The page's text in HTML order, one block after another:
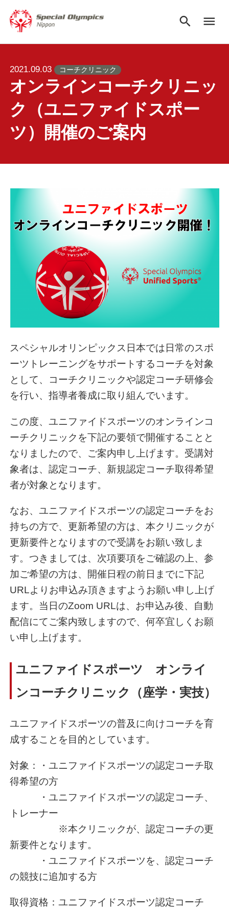
search menu
2021.09.03 コーチクリニック
オンラインコーチクリニッ
ク（ユニファイドスポー
ツ）開催のご案内
スペシャルオリンピックス日本では日常のスポ
ーツトレーニングをサポートするコーチを対象
として、コーチクリニックや認定コーチ研修会
を行い、指導者養成に取り組んでいます。
この度、ユニファイドスポーツのオンラインコ
ーチクリニックを下記の要領で開催することと
なりましたので、ご案内申し上げます。受講対
象者は、認定コーチ、新規認定コーチ取得希望
者が対象となります。
なお、ユニファイドスポーツの認定コーチをお
持ちの方で、更新希望の方は、本クリニックが
更新要件となりますので受講をお願い致しま
す。つきましては、次項要項をご確認の上、参
加ご希望の方は、開催日程の前日までに下記
URLよりお申込み頂きますようお願い申し上げ
ます。当日のZoom URLは、お申込み後、自動
配信にてご案内致しますので、何卒宜しくお願
い申し上げます。
ユニファイドスポーツ オンライ
ンコーチクリニック（座学・実技）
ユニファイドスポーツの普及に向けコーチを育
成することを目的としています。
対象：・ユニファイドスポーツの認定コーチ取
得希望の方
・ユニファイドスポーツの認定コーチ、
トレーナー
※本クリニックが、認定コーチの更
新要件となります。
・ユニファイドスポーツを、認定コーチ
の競技に追加する方
取得資格：ユニファイドスポーツ認定コーチ